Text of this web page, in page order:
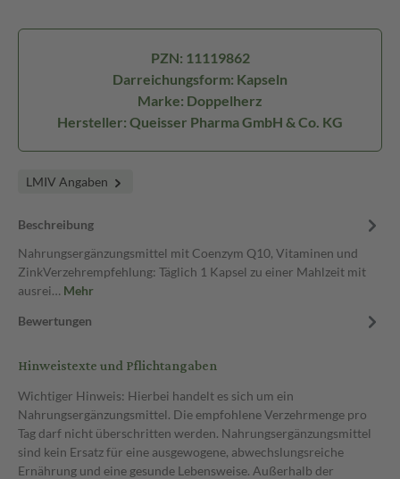
PZN: 11119862
Darreichungsform: Kapseln
Marke: Doppelherz
Hersteller: Queisser Pharma GmbH & Co. KG
LMIV Angaben
Beschreibung
Nahrungsergänzungsmittel mit Coenzym Q10, Vitaminen und
ZinkVerzehrempfehlung: Täglich 1 Kapsel zu einer Mahlzeit mit
ausrei… Mehr
Bewertungen
Hinweistexte und Pflichtangaben
Wichtiger Hinweis: Hierbei handelt es sich um ein
Nahrungsergänzungsmittel. Die empfohlene Verzehrmenge pro
Tag darf nicht überschritten werden. Nahrungsergänzungsmittel
sind kein Ersatz für eine ausgewogene, abwechslungsreiche
Ernährung und eine gesunde Lebensweise. Außerhalb der